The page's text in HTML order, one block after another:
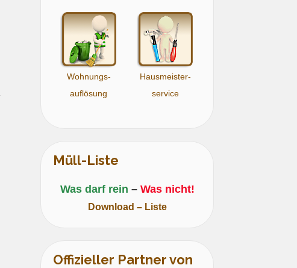
Wohnungs-
auflösung
Hausmeister-
service
Müll-Liste
Was darf rein – Was nicht!
Download – Liste
Offizieller Partner von